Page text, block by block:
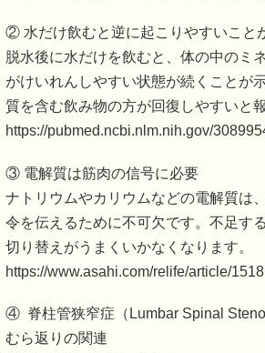
② 水だけ飲むと逆に起こりやすいこと
脱水後に水だけを飲むと、体の中のミ
がけいれんしやすい状態が続くことが
質を含む飲み物の方が回復しやすいと
https://pubmed.ncbi.nlm.nih.gov/
③ 電解質は筋肉の信号に必要
ナトリウムやカリウムなどの電解質は
令を伝えるために不可欠です。不足す
切り替えがうまくいかなくなります。
https://www.asahi.com/relife/article/
④ 脊柱管狭窄症（Lumbar Spinal
むら返りの関連